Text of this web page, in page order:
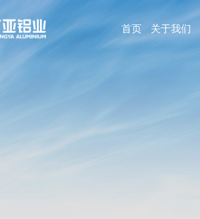
首页 关于我们